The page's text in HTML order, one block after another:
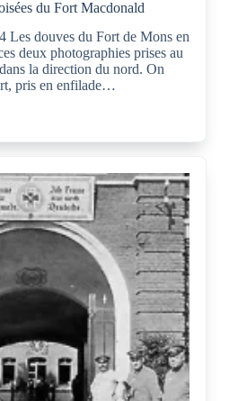
du Fort Macdonald
Les douves du Fort de Mons en
deux photographies prises au
la direction du nord. On
pris en enfilade…